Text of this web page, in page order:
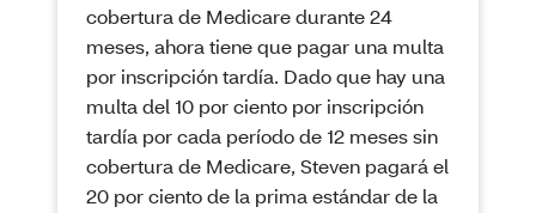
cobertura de Medicare durante 24
meses, ahora tiene que pagar una multa
por inscripción tardía. Dado que hay una
multa del 10 por ciento por inscripción
tardía por cada período de 12 meses sin
cobertura de Medicare, Steven pagará el
20 por ciento de la prima estándar de la